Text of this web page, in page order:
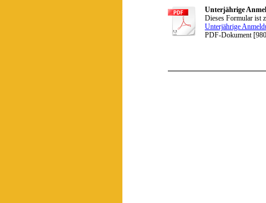
Unterjährige
Dieses Formular ist
Unterjährige
PDF-Dokument